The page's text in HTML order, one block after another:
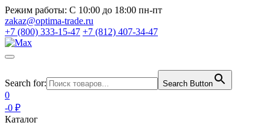
Режим работы: С 10:00 до 18:00 пн-пт
zakaz@optima-trade.ru
+7 (800) 333-15-47 +7 (812) 407-34-47
Search for: Search Button
0
-0 ₽
Каталог